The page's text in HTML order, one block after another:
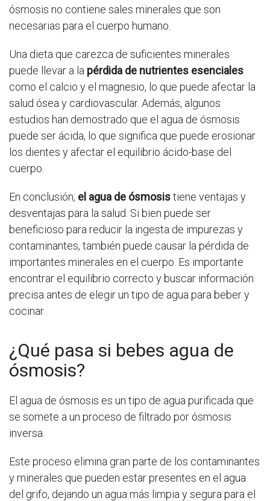
ósmosis no contiene sales minerales que son
necesarias para el cuerpo humano.
Una dieta que carezca de suficientes minerales
puede llevar a la pérdida de nutrientes esenciales
como el calcio y el magnesio, lo que puede afectar la
salud ósea y cardiovascular. Además, algunos
estudios han demostrado que el agua de ósmosis
puede ser ácida, lo que significa que puede erosionar
los dientes y afectar el equilibrio ácido-base del
cuerpo.
En conclusión, el agua de ósmosistiene ventajas y
desventajas para la salud. Si bien puede ser
beneficioso para reducir la ingesta de impurezas y
contaminantes, también puede causar la pérdida de
importantes minerales en el cuerpo. Es importante
encontrar el equilibrio correcto y buscar información
precisa antes de elegir un tipo de agua para beber y
cocinar.
¿Qué pasa si bebes agua de
ósmosis?
El agua de ósmosis es un tipo de agua purificada que
se somete a un proceso de filtrado por ósmosis
inversa.
Este proceso elimina gran parte de los contaminantes
y minerales que pueden estar presentes en el agua
del grifo, dejando un agua más limpia y segura para el